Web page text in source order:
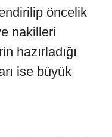
öncelik
nakilleri
hazırladığı
ise büyük